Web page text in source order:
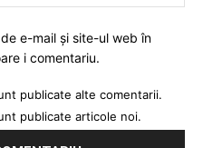
e-mail și site-ul web în
i comentariu.
publicate alte comentarii.
publicate articole noi.